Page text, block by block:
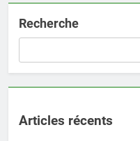
Recherche
Articles récents